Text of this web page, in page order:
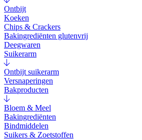
Ontbijt
Koeken
Chips & Crackers
Bakingrediënten glutenvrij
Deegwaren
Suikerarm
Ontbijt suikerarm
Versnaperingen
Bakproducten
Bloem & Meel
Bakingrediënten
Bindmiddelen
Suikers & Zoetstoffen